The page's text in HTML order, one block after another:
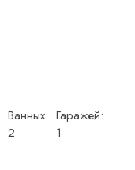
Ванных:
2
Гаражей:
1